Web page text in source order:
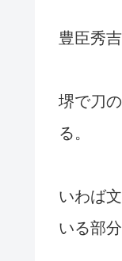
豊臣秀
堺で刀
る。
いわば
いる部